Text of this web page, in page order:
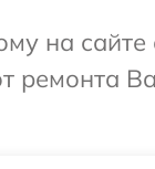
на сайте
ремонта